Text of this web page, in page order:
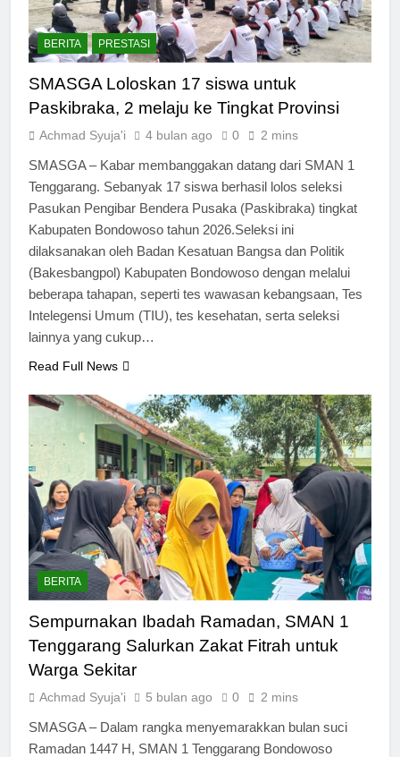
BERITA PRESTASI
SMASGA Loloskan 17 siswa untuk
Paskibraka, 2 melaju ke Tingkat Provinsi
Achmad Syuja'i 4 bulan ago 0 2 mins
SMASGA – Kabar membanggakan datang dari SMAN 1
Tenggarang. Sebanyak 17 siswa berhasil lolos seleksi
Pasukan Pengibar Bendera Pusaka (Paskibraka) tingkat
Kabupaten Bondowoso tahun 2026.Seleksi ini
dilaksanakan oleh Badan Kesatuan Bangsa dan Politik
(Bakesbangpol) Kabupaten Bondowoso dengan melalui
beberapa tahapan, seperti tes wawasan kebangsaan, Tes
Intelegensi Umum (TIU), tes kesehatan, serta seleksi
lainnya yang cukup…
Read Full News
BERITA
Sempurnakan Ibadah Ramadan, SMAN 1
Tenggarang Salurkan Zakat Fitrah untuk
Warga Sekitar
Achmad Syuja'i 5 bulan ago 0 2 mins
SMASGA – Dalam rangka menyemarakkan bulan suci
Ramadan 1447 H, SMAN 1 Tenggarang Bondowoso